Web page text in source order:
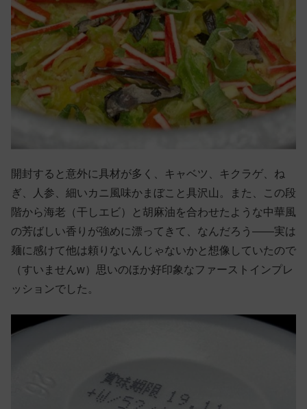
開封すると意外に具材が多く、キャベツ、キクラゲ、ね
ぎ、人参、細いカニ風味かまぼこと具沢山。また、この段
階から海老（干しエビ）と胡麻油を合わせたような中華風
の芳ばしい香りが強めに漂ってきて、なんだろう——実は
麺に感けて他は頼りないんじゃないかと想像していたので
（すいませんw）思いのほか好印象なファーストインプレ
ッションでした。